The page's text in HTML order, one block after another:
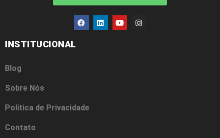
INSTITUCIONAL
Blog
Sobre Nós
Politica de Privacidade
Contato